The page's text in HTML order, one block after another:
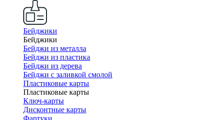
Бейджики
Бейджики
Бейджи из металла
Бейджи из пластика
Бейджи из дерева
Бейджи с заливкой смолой
Пластиковые карты
Пластиковые карты
Ключ-карты
Дисконтные карты
Фартуки